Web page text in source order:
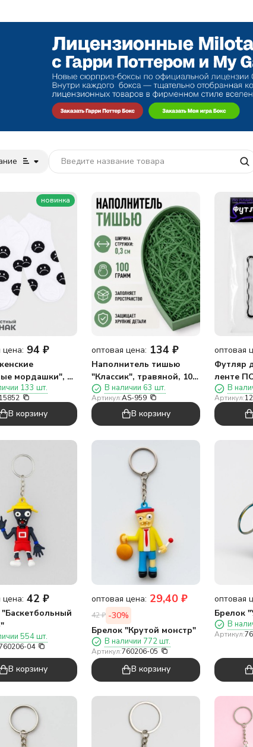
новинка
цена: 94 ₽
мордашки", р.
133 шт.
15852
В корзину
оптовая цена: 134 ₽
Наполнитель тишью
"Классик", травяной, 100
гр В наличии 63 шт.
Артикул:AS-959
В корзину
оптовая
Футляр
ленте
"Милый
В
Артикул:
цена: 42 ₽
554 шт.
04
В корзину
оптовая цена: 29,40 ₽
42₽ -30%
Брелок "Крутой монстр"
В наличии 772 шт.
Артикул:760206-05
В корзину
оптовая
Брелок
В
Артикул: